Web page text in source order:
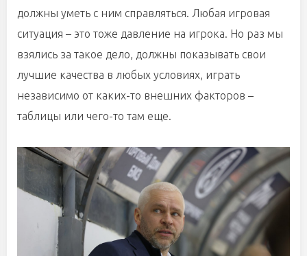
должны уметь с ним справляться. Любая игровая
ситуация – это тоже давление на игрока. Но раз мы
взялись за такое дело, должны показывать свои
лучшие качества в любых условиях, играть
независимо от каких-то внешних факторов –
таблицы или чего-то там еще.